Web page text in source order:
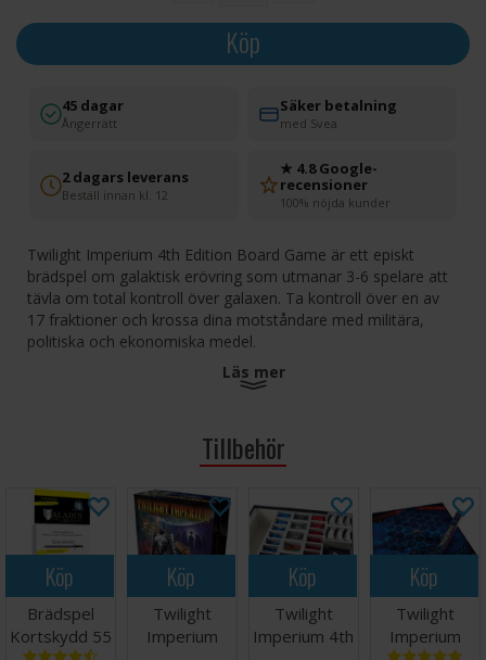
Köp
45 dagar
Ångerrätt
Säker betalning
med Svea
2 dagars leverans
Beställ innan kl. 12
★ 4.8 Google-
recensioner
100% nöjda kunder
Twilight Imperium 4th Edition Board Game är ett episkt
brädspel om galaktisk erövring som utmanar 3-6 spelare att
tävla om total kontroll över galaxen. Ta kontroll över en av
17 fraktioner och krossa dina motståndare med militära,
politiska och ekonomiska medel.
Den 4:e utgåvan bygger vidare på idéer från tidigare utgåvor
spännande brädspelsupplevelse.
Varje fraktion i Twilight Imperium 4th Edition använder sina
egna unika förmågor för att kämpa sig till seger. Överväldiga
fiender med infanteri från Federation of Sol, dominera
handeln med Emirates of Hacan eller överlista dina
motståndare med spioner från Yssaril Tribe.
Ett episkt rymdäventyr väntar. Med mer än 350 plastbitar, 51
systembitar, 561 kommando- och kontrollkort är Twilight
Läs mer
Tillbehör
Köp
Brädspel
Kortskydd 55
Köp
Twilight
Imperium
Köp
Twilight
Imperium 4th
Köp
Twilight
Imperium